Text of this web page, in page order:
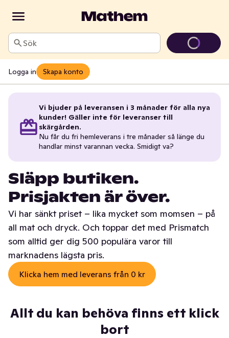
Sök
Logga in Skapa konto
Vi bjuder på leveransen i 3 månader för alla nya
kunder! Gäller inte för leveranser till
skärgården.
Nu får du fri hemleverans i tre månader så länge du
handlar minst varannan vecka. Smidigt va?
Släpp butiken.
Prisjakten är över.
Vi har sänkt priset – lika mycket som momsen – på
all mat och dryck. Och toppar det med Prismatch
som alltid ger dig 500 populära varor till
marknadens lägsta pris.
Klicka hem med leverans från 0 kr
Allt du kan behöva finns ett klick
bort